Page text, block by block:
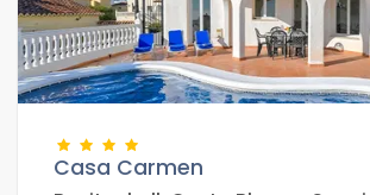
Casa Carmen